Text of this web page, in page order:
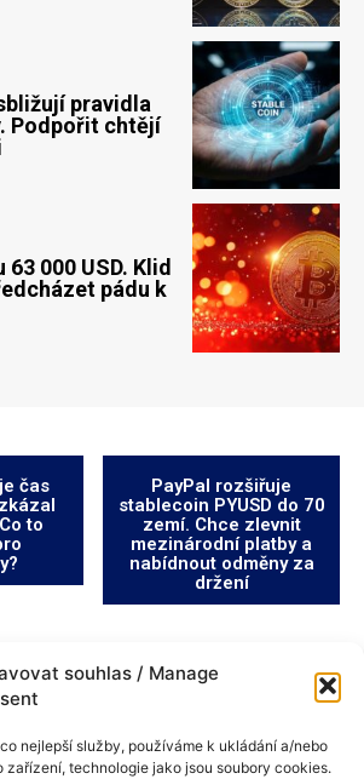
souhlas / Manage
nejlepší služby, používáme k ukládání a/nebo
zařízení, technologie jako jsou soubory cookies.
pravidla
Podpořit chtějí
000 USD. Klid
pádu k
čas
to
PayPal rozšiřuje
stablecoin PYUSD do 70
zemí. Chce zlevnit
mezinárodní platby a
nabídnout odměny za
držení